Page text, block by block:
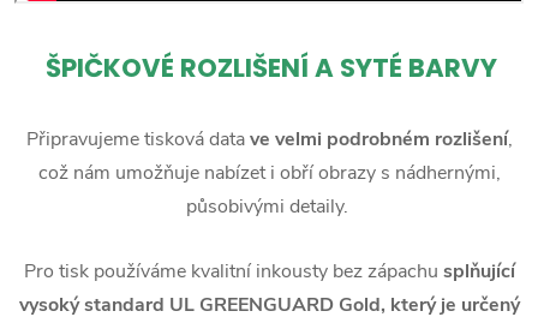
ŠPIČKOVÉ ROZLIŠENÍ A SYTÉ BARVY
Připravujeme tisková datave velmi podrobném rozlišení,
což nám umožňuje nabízet i obří obrazy s nádhernými,
působivými detaily.
Pro tisk používáme kvalitní inkousty bez zápachu splňující
vysoký standard UL GREENGUARD Gold, který je určený